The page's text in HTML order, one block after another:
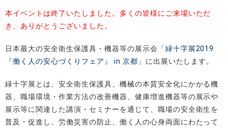
本イベントは終了いたしました。多くの皆様にご来場いただ
き、ありがとうございました。
日本最大の安全衛生保護具・機器等の展示会
「緑十字展2019
『働く人の安心づくりフェア』 in 京都」 に出展いたします。
緑十字展とは、安全衛生保護具、機械の本質安全化にかかる機
器、職場環境・作業方法の改善機器、健康増進機器等の展示や
展示等に関連した講演・セミナーを通じて、職場の安全衛生を
普及・促進し、労働災害の防止、働く人の心身両面にわたって